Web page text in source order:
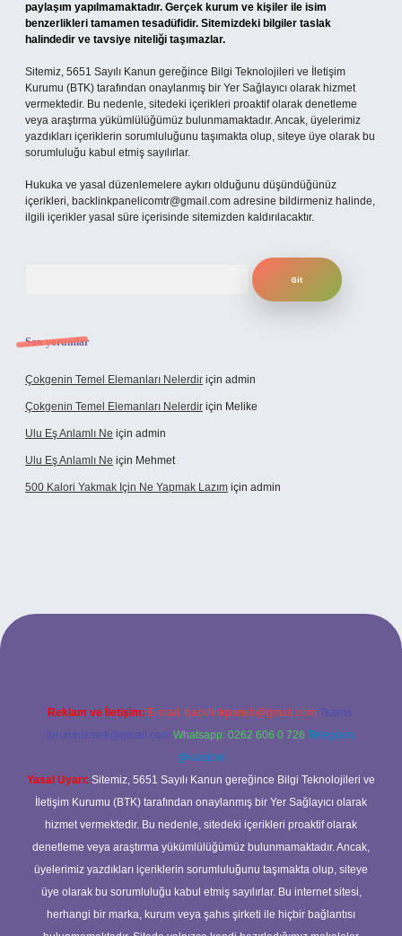
paylaşım yapılmamaktadır. Gerçek kurum ve kişiler ile isim
benzerlikleri tamamen tesadüfidir. Sitemizdeki bilgiler taslak
halindedir ve tavsiye niteliği taşımazlar.
Sitemiz, 5651 Sayılı Kanun gereğince Bilgi Teknolojileri ve İletişim
Kurumu (BTK) tarafından onaylanmış bir Yer Sağlayıcı olarak hizmet
vermektedir. Bu nedenle, sitedeki içerikleri proaktif olarak denetleme
veya araştırma yükümlülüğümüz bulunmamaktadır. Ancak, üyelerimiz
yazdıkları içeriklerin sorumluluğunu taşımakta olup, siteye üye olarak bu
sorumluluğu kabul etmiş sayılırlar.
Hukuka ve yasal düzenlemelere aykırı olduğunu düşündüğünüz
içerikleri, backlinkpanelicomtr@gmail.com adresine bildirmeniz halinde,
ilgili içerikler yasal süre içerisinde sitemizden kaldırılacaktır.
Son yorumlar
Çokgenin Temel Elemanları Nelerdir için admin
Çokgenin Temel Elemanları Nelerdir için Melike
Ulu Eş Anlamlı Ne için admin
Ulu Eş Anlamlı Ne için Mehmet
500 Kalori Yakmak Için Ne Yapmak Lazım için admin
giriş adresi
Reklam ve İletişim: E-mail: backlinkpaneli@gmail.com Teams:
forumhizmeti@gmail.com Whatsapp: 0262 606 0 726 Telegram:
@karabul
Yasal Uyarı: Sitemiz, 5651 Sayılı Kanun gereğince Bilgi Teknolojileri ve
İletişim Kurumu (BTK) tarafından onaylanmış bir Yer Sağlayıcı olarak
hizmet vermektedir. Bu nedenle, sitedeki içerikleri proaktif olarak
denetleme veya araştırma yükümlülüğümüz bulunmamaktadır. Ancak,
üyelerimiz yazdıkları içeriklerin sorumluluğunu taşımakta olup, siteye
üye olarak bu sorumluluğu kabul etmiş sayılırlar. Bu internet sitesi,
herhangi bir marka, kurum veya şahıs şirketi ile hiçbir bağlantısı